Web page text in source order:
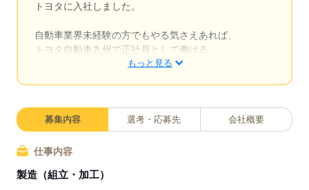
トヨタに入社しました。
自動車業界未経験の方でもやる気さえあれば、
トヨタ自動車九州で正社員として働ける
チャンスが誰にでもあります。
■入社祝い金や満了報奨金など手当が充実
■一般物件を借り上げた寮で、しかも寮費は無料
生活必需品は備え付け
もっと見る
募集内容 選考・応募先 会社概要
仕事内容
製造（組立・加工）